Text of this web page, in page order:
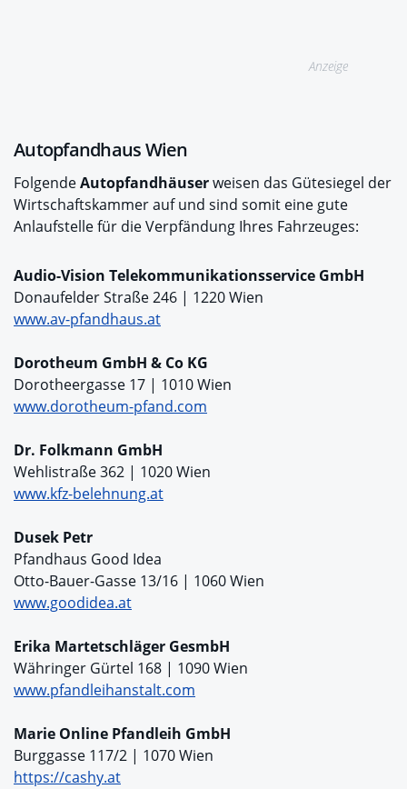
Anzeige
Autopfandhaus Wien
FolgendeAutopfandhäuserweisen das Gütesiegel der
Wirtschaftskammer auf und sind somit eine gute
Anlaufstelle für die Verpfändung Ihres Fahrzeuges:
Audio-Vision Telekommunikationsservice GmbH
Donaufelder Straße 246 | 1220 Wien
www.av-pfandhaus.at
Dorotheum GmbH & Co KG
Dorotheergasse 17 | 1010 Wien
www.dorotheum-pfand.com
Dr. Folkmann GmbH
Wehlistraße 362 | 1020 Wien
www.kfz-belehnung.at
Dusek Petr
Pfandhaus Good Idea
Otto-Bauer-Gasse 13/16 | 1060 Wien
www.goodidea.at
Erika Martetschläger GesmbH
Währinger Gürtel 168 | 1090 Wien
www.pfandleihanstalt.com
Marie Online Pfandleih GmbH
Burggasse 117/2 | 1070 Wien
https://cashy.at